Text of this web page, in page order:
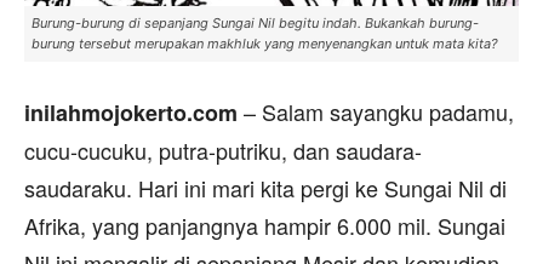
Burung-burung di sepanjang Sungai Nil begitu indah. Bukankah burung-
burung tersebut merupakan makhluk yang menyenangkan untuk mata kita?
inilahmojokerto.com – Salam sayangku padamu,
cucu-cucuku, putra-putriku, dan saudara-
saudaraku. Hari ini mari kita pergi ke Sungai Nil di
Afrika, yang panjangnya hampir 6.000 mil. Sungai